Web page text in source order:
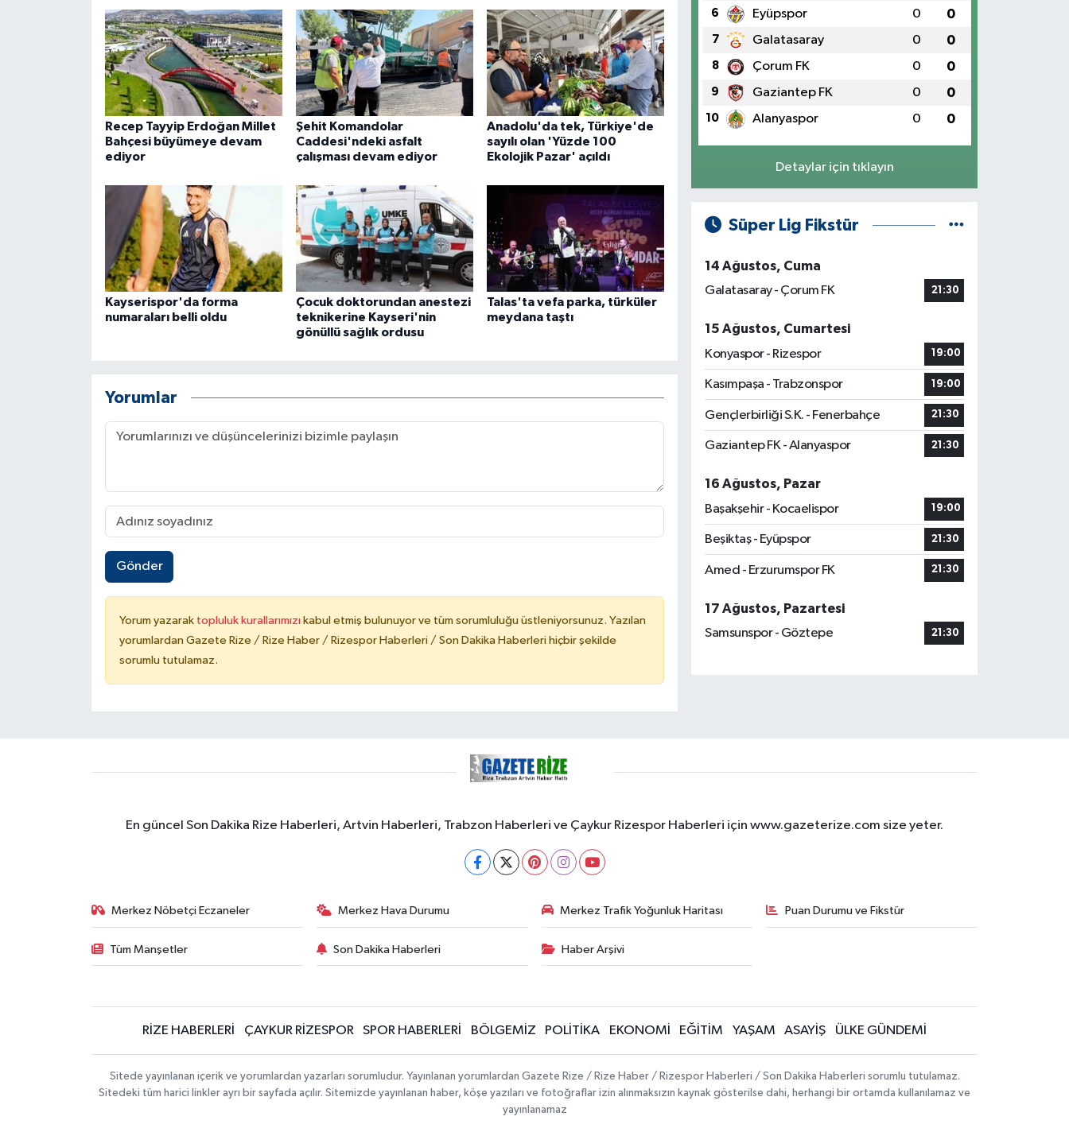
Recep Tayyip Erdoğan Millet
Bahçesi büyümeye devam
ediyor
Şehit Komandolar
Caddesi'ndeki asfalt
çalışması devam ediyor
Anadolu'da tek, Türkiye'de
sayılı olan 'Yüzde 100
Ekolojik Pazar' açıldı
Kayserispor'da forma
numaraları belli oldu
Çocuk doktorundan anestezi
teknikerine Kayseri'nin
gönüllü sağlık ordusu
Talas'ta vefa parka, türküler
meydana taştı
Yorumlar
Gönder
Yorum yazarak topluluk kurallarımızı kabul etmiş bulunuyor ve tüm sorumluluğu üstleniyorsunuz. Yazılan
yorumlardan Gazete Rize / Rize Haber / Rizespor Haberleri / Son Dakika Haberleri hiçbir şekilde
sorumlu tutulamaz.
6 Eyüpspor 0 0
7 Galatasaray 0 0
8 Çorum FK 0 0
9 Gaziantep FK 0 0
10 Alanyaspor 0 0
Detaylar için tıklayın
Süper Lig Fikstür
14 Ağustos, Cuma
Galatasaray - Çorum FK
21:30
15 Ağustos, Cumartesi
Konyaspor - Rizespor
19:00
Kasımpaşa - Trabzonspor 19:00
Gençlerbirliği S.K. - Fenerbahçe 21:30
Gaziantep FK - Alanyaspor 21:30
16 Ağustos, Pazar
Başakşehir - Kocaelispor
19:00
Beşiktaş - Eyüpspor 21:30
Amed - Erzurumspor FK 21:30
17 Ağustos, Pazartesi
Samsunspor - Göztepe
21:30
En güncel Son Dakika Rize Haberleri, Artvin Haberleri, Trabzon Haberleri ve Çaykur Rizespor Haberleri için www.gazeterize.com size yeter.
Merkez Nöbetçi Eczaneler Merkez Hava Durumu Merkez Trafik Yoğunluk Haritası Puan Durumu ve Fikstür
Tüm Manşetler Son Dakika Haberleri Haber Arşivi
RİZE HABERLERİ ÇAYKUR RİZESPOR SPOR HABERLERİ BÖLGEMİZ POLİTİKA EKONOMİ EĞİTİM YAŞAM ASAYİŞ ÜLKE GÜNDEMİ
Sitede yayınlanan içerik ve yorumlardan yazarları sorumludur. Yayınlanan yorumlardan Gazete Rize / Rize Haber / Rizespor Haberleri / Son Dakika Haberleri sorumlu tutulamaz.
Sitedeki tüm harici linkler ayrı bir sayfada açılır. Sitemizde yayınlanan haber, köşe yazıları ve fotoğraflar izin alınmaksızın kaynak gösterilse dahi, herhangi bir ortamda kullanılamaz ve
yayınlanamaz
ÜLKE GÜNDEMİ
Yerel Haberler